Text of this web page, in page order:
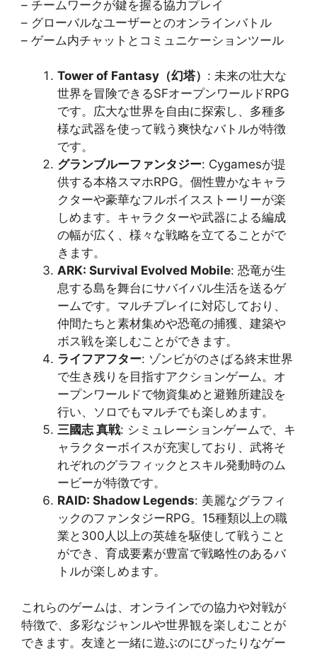
– チームワークが鍵を握る協力プレイ
– グローバルなユーザーとのオンラインバトル
– ゲーム内チャットとコミュニケーションツール
Tower of Fantasy（幻塔） : 未来の壮大な
世界を冒険できるSFオープンワールドRPG
です。広大な世界を自由に探索し、多種多
様な武器を使って戦う爽快なバトルが特徴
です​​。
グランブルーファンタジー: Cygamesが提
供する本格スマホRPG。個性豊かなキャラ
クターや豪華なフルボイスストーリーが楽
しめます。キャラクターや武器による編成
の幅が広く、様々な戦略を立てることがで
きます​​。
ARK: Survival Evolved Mobile: 恐竜が生
息する島を舞台にサバイバル生活を送るゲ
ームです。マルチプレイに対応しており、
仲間たちと素材集めや恐竜の捕獲、建築や
ボス戦を楽しむことができます​​。
ライフアフター: ゾンビがのさばる終末世界
で生き残りを目指すアクションゲーム。オ
ープンワールドで物資集めと避難所建設を
行い、ソロでもマルチでも楽しめます​​。
三國志 真戦: シミュレーションゲームで、キ
ャラクターボイスが充実しており、武将そ
れぞれのグラフィックとスキル発動時のム
ービーが特徴です​​。
RAID: Shadow Legends: 美麗なグラフィ
ックのファンタジーRPG。15種類以上の職
業と300人以上の英雄を駆使して戦うこと
ができ、育成要素が豊富で戦略性のあるバ
トルが楽しめます​​。
これらのゲームは、オンラインでの協力や対戦が
特徴で、多彩なジャンルや世界観を楽しむことが
できます。友達と一緒に遊ぶのにぴったりなゲー